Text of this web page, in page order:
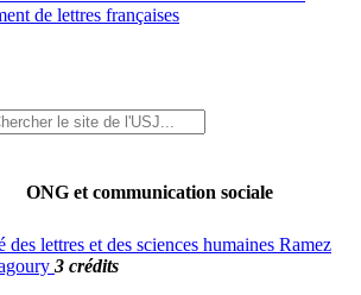
de lettres françaises
ONG et communication sociale
des lettres et des sciences humaines Ramez
3 crédits